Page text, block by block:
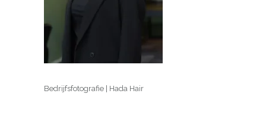
Bedrijfsfotografie | Hada Hair